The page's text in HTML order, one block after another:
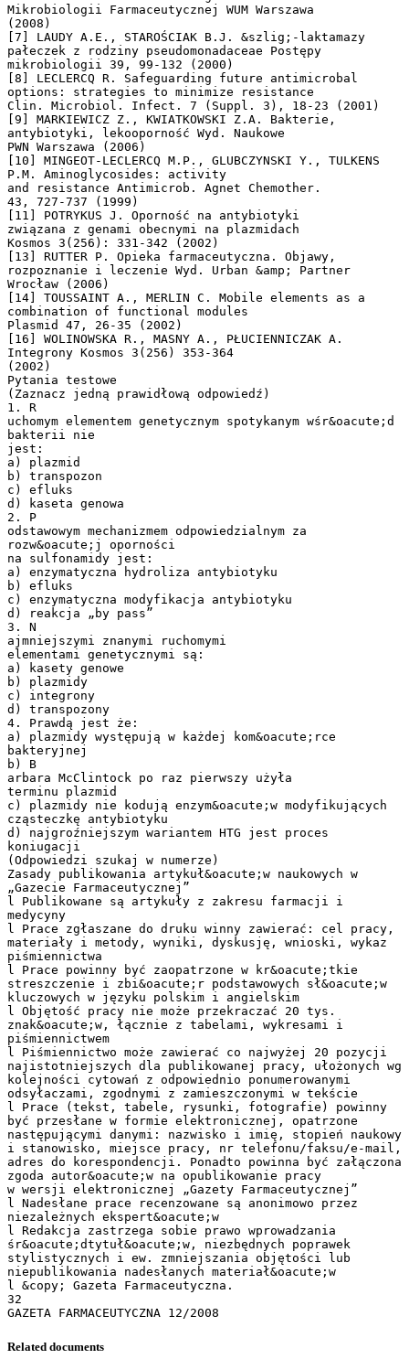
Mikrobiologii Farmaceutycznej WUM Warszawa
(2008)
[7] LAUDY A.E., STAROŚCIAK B.J. &szlig;-laktamazy
pałeczek z rodziny pseudomonadaceae Postępy
mikrobiologii 39, 99-132 (2000)
[8] LECLERCQ R. Safeguarding future antimicrobal
options: strategies to minimize resistance
Clin. Microbiol. Infect. 7 (Suppl. 3), 18-23 (2001)
[9] MARKIEWICZ Z., KWIATKOWSKI Z.A. Bakterie,
antybiotyki, lekooporność Wyd. Naukowe
PWN Warszawa (2006)
[10] MINGEOT-LECLERCQ M.P., GLUBCZYNSKI Y., TULKENS
P.M. Aminoglycosides: activity
and resistance Antimicrob. Agnet Chemother.
43, 727-737 (1999)
[11] POTRYKUS J. Oporność na antybiotyki
związana z genami obecnymi na plazmidach
Kosmos 3(256): 331-342 (2002)
[13] RUTTER P. Opieka farmaceutyczna. Objawy,
rozpoznanie i leczenie Wyd. Urban &amp; Partner
Wrocław (2006)
[14] TOUSSAINT A., MERLIN C. Mobile elements as a
combination of functional modules
Plasmid 47, 26-35 (2002)
[16] WOLINOWSKA R., MASNY A., PŁUCIENNICZAK A.
Integrony Kosmos 3(256) 353-364
(2002)
Pytania testowe
(Zaznacz jedną prawidłową odpowiedź)
1. R
uchomym elementem genetycznym spotykanym wśr&oacute;d
bakterii nie
jest:
a) plazmid
b) transpozon
c) efluks
d) kaseta genowa
2. P
odstawowym mechanizmem odpowiedzialnym za
rozw&oacute;j oporności
na sulfonamidy jest:
a) enzymatyczna hydroliza antybiotyku
b) efluks
c) enzymatyczna modyfikacja antybiotyku
d) reakcja „by pass”
3. N
ajmniejszymi znanymi ruchomymi
elementami genetycznymi są:
a) kasety genowe
b) plazmidy
c) integrony
d) transpozony
4. Prawdą jest że:
a) plazmidy występują w każdej kom&oacute;rce
bakteryjnej
b) B
arbara McClintock po raz pierwszy użyła
terminu plazmid
c) plazmidy nie kodują enzym&oacute;w modyfikujących
cząsteczkę antybiotyku
d) najgroźniejszym wariantem HTG jest proces
koniugacji
(Odpowiedzi szukaj w numerze)
Zasady publikowania artykuł&oacute;w naukowych w
„Gazecie Farmaceutycznej”
l Publikowane są artykuły z zakresu farmacji i
medycyny
l Prace zgłaszane do druku winny zawierać: cel pracy,
materiały i metody, wyniki, dyskusję, wnioski, wykaz
piśmiennictwa
l Prace powinny być zaopatrzone w kr&oacute;tkie
streszczenie i zbi&oacute;r podstawowych sł&oacute;w
kluczowych w języku polskim i angielskim
l Objętość pracy nie może przekraczać 20 tys.
znak&oacute;w, łącznie z tabelami, wykresami i
piśmiennictwem
l Piśmiennictwo może zawierać co najwyżej 20 pozycji
najistotniejszych dla publikowanej pracy, ułożonych wg
kolejności cytowań z odpowiednio ponumerowanymi
odsyłaczami, zgodnymi z zamieszczonymi w tekście
l Prace (tekst, tabele, rysunki, fotografie) powinny
być przesłane w formie elektronicznej, opatrzone
następującymi danymi: nazwisko i imię, stopień naukowy
i stanowisko, miejsce pracy, nr telefonu/faksu/e-mail,
adres do korespondencji. Ponadto powinna być załączona
zgoda autor&oacute;w na opublikowanie pracy
w wersji elektronicznej „Gazety Farmaceutycznej”
l Nadesłane prace recenzowane są anonimowo przez
niezależnych ekspert&oacute;w
l Redakcja zastrzega sobie prawo wprowadzania
śr&oacute;dtytuł&oacute;w, niezbędnych poprawek
stylistycznych i ew. zmniejszania objętości lub
niepublikowania nadesłanych materiał&oacute;w
l &copy; Gazeta Farmaceutyczna.
32
Related documents